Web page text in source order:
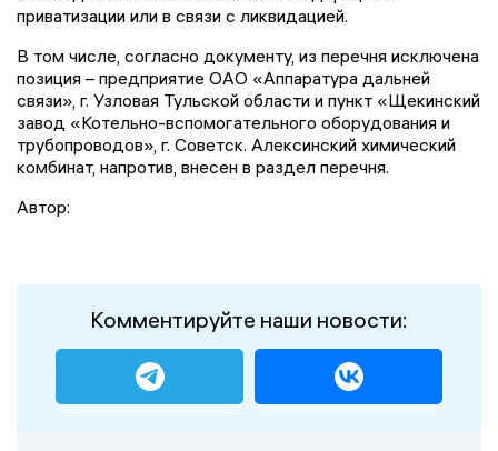
приватизации или в связи с ликвидацией.
В том числе, согласно документу, из перечня исключена
позиция – предприятие ОАО «Аппаратура дальней
связи», г. Узловая Тульской области и пункт «Щекинский
завод «Котельно-вспомогательного оборудования и
трубопроводов», г. Советск. Алексинский химический
комбинат, напротив, внесен в раздел перечня.
Автор:
Комментируйте наши новости: